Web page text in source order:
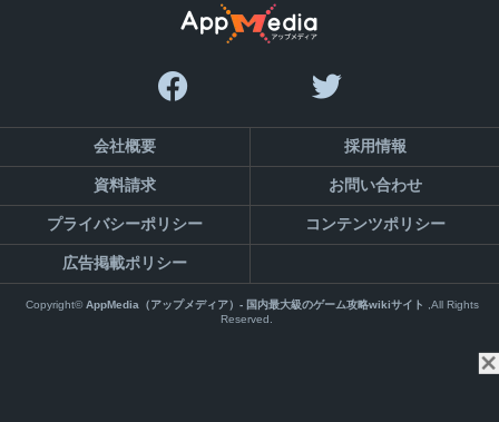
会社概要 採用情報
資料請求 お問い合わせ
プライバシーポリシー コンテンツポリシー
広告掲載ポリシー
Copyright©AppMedia（アップメディア）- 国内最大級のゲーム攻略wikiサイト ,All Rights
Reserved.